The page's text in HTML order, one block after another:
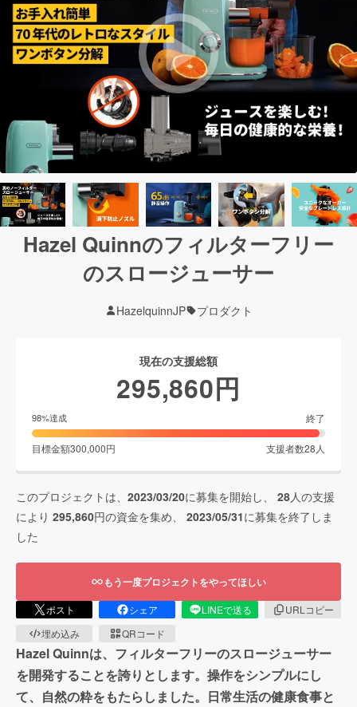
Hazel Quinnのフィルターフリー
のスロージューサー
HazelquinnJP プロダクト
現在の支援総額
295,860円
98%達成 終了
目標金額300,000円 支援者数28 人
このプロジェクトは、 2023/03/20に募集を開始し、 28人の支援
により 295,860円の資金を集め、 2023/05/31に募集を終了しま
した
もう一度プロジェクトをやってほしい
ポスト シェア LINEで送る
URLコピー
埋め込み
QRコード
Hazel Quinnは、フィルターフリーのスロージューサー
を開発することを誇りとします。操作をシンプルにし
て、自然の粋をもたらしました。日常生活の健康食事と